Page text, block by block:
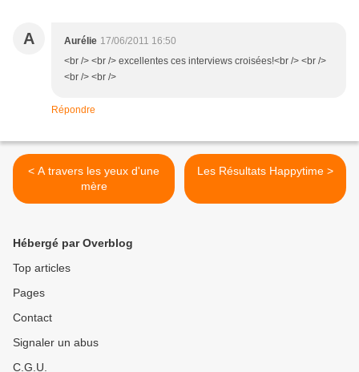
A Aurélie 17/06/2011 16:50
<br /> <br /> excellentes ces interviews croisées!<br /> <br />
<br /> <br />
Répondre
< A travers les yeux d'une
mère
Les Résultats Happytime >
Hébergé par Overblog
Top articles
Pages
Contact
Signaler un abus
C.G.U.